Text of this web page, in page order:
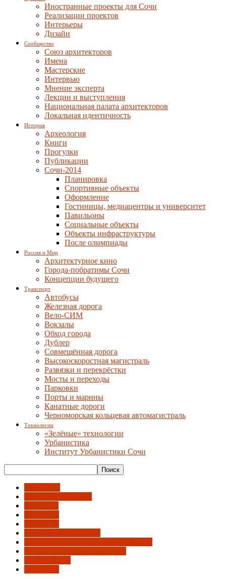
Иностранные проекты для Сочи
Реализации проектов
Интерьеры
Дизайн
Сообщество
Союз архитекторов
Имена
Мастерские
Интервью
Мнение эксперта
Лекции и выступления
Национальная палата архитекторов
Локальная идентичность
История
Археология
Книги
Прогулки
Публикации
Сочи-2014
Планировка
Спортивные объекты
Оформление
Гостиницы, медиацентры и университет
Павильоны
Социальные объекты
Объекты инфраструктуры
После олимпиады
Россия и Мир
Архитектурное кино
Города-побратимы Сочи
Концепции будущего
Транспорт
Автобусы
Железная дорога
Вело-СИМ
Вокзалы
Обход города
Дублер
Совмещённая дорога
Высокоскоростная магистраль
Развязки и перекрёстки
Мосты и переходы
Парковки
Порты и марины
Канатные дороги
Черноморская кольцевая автомагистраль
Технологии
«Зелёные» технологии
Урбанистика
Институт Урбанистики Сочи